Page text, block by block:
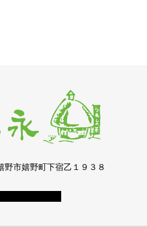
市嬉野町下宿乙１９３８